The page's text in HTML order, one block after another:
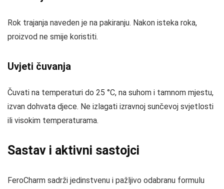
Rok trajanja naveden je na pakiranju. Nakon isteka roka,
proizvod ne smije koristiti.
Uvjeti čuvanja
Čuvati na temperaturi do 25 °C, na suhom i tamnom mjestu,
izvan dohvata djece. Ne izlagati izravnoj sunčevoj svjetlosti
ili visokim temperaturama.
Sastav i aktivni sastojci
FeroCharm sadrži jedinstvenu i pažljivo odabranu formulu